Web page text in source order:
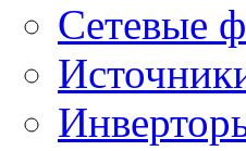
Сетевые